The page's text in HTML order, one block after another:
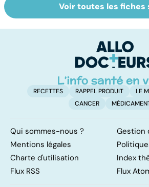
Tout savoir sur
les infections
Voir toutes les fiches
RECETTES RAPPEL PRODUIT
LE
CANCER
Qui sommes-nous ?
Gestion
Mentions légales
Charte d'utilisation
Index
Flux RSS
Flux